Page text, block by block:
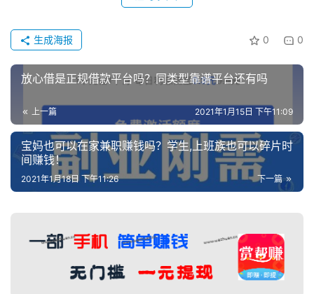
0 0
生成海报
放心借是正规借款平台吗？同类型靠谱平台还有吗
上一篇 2021年1月15日 下午11:09
宝妈也可以在家兼职赚钱吗？学生,上班族也可以碎片时
间赚钱！
下一篇
2021年1月18日 下午11:26